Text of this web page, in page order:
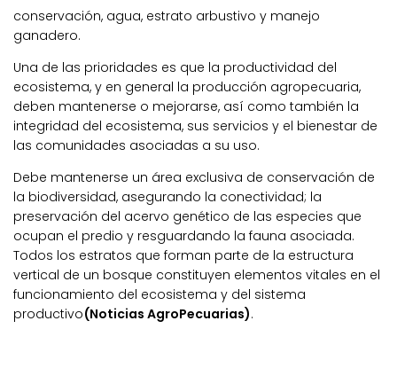
conservación, agua, estrato arbustivo y manejo
ganadero.
Una de las prioridades es que la productividad del
ecosistema, y en general la producción agropecuaria,
deben mantenerse o mejorarse, así como también la
integridad del ecosistema, sus servicios y el bienestar de
las comunidades asociadas a su uso.
Debe mantenerse un área exclusiva de conservación de
la biodiversidad, asegurando la conectividad; la
preservación del acervo genético de las especies que
ocupan el predio y resguardando la fauna asociada.
Todos los estratos que forman parte de la estructura
vertical de un bosque constituyen elementos vitales en el
funcionamiento del ecosistema y del sistema
productivo(Noticias AgroPecuarias).